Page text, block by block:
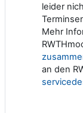
leider
Mehr
an den